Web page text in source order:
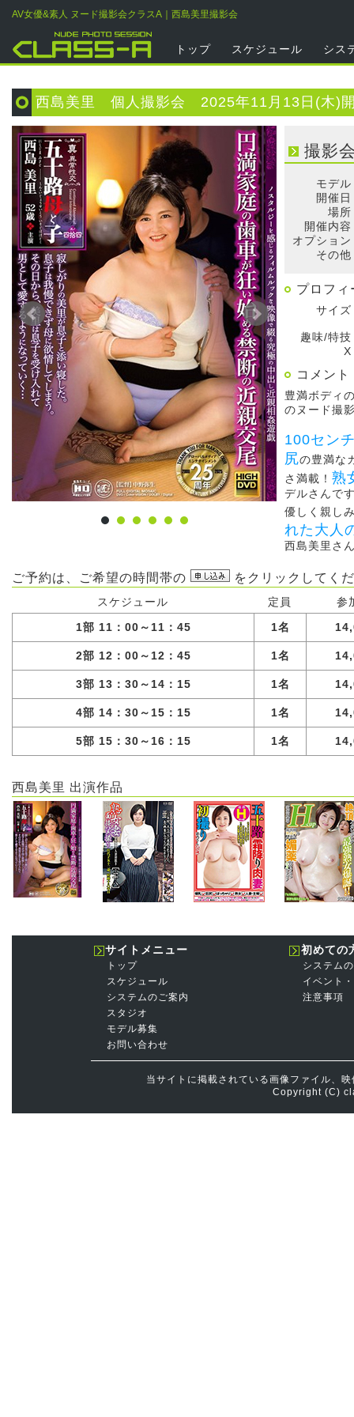
AV女優&素人 ヌード撮影会クラスA｜西島美里撮影会
トップ スケジュール シス
西島美里 個人撮影会 2025年11月13日(木)
撮影
モデル
開催
場所
開催内容
オプション
その他
プロフィ
サイズ
趣味/特技
X
コメント
豊満ボディ
のヌード撮
100セン
尻の豊満な
さ満載！ 熟
デルさんで
優しく親し
れた大人
西島美里さ
ご予約は、ご希望の時間帯の をクリックしてく
スケジュール 定員
参
1部 11：00～11：45
1名
2部 12：00～12：45 1名
3部 13：30～14：15 1名
4部 14：30～15：15 1名
5部 15：30～16：15 1名
西島美里 出演作品
サイトメニュー
トップ
スケジュール
システムのご案内
スタジオ
モデル募集
お問い合わせ
初めての
システム
イベント
注意事項
当サイトに掲載されている画像ファイル、
Copyright (C)